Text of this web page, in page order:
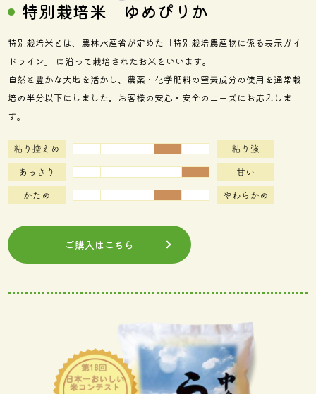
特別栽培米 ゆめぴりか
特別栽培米とは、農林水産省が定めた「特別栽培農産物に係る表示ガイ
ドライン」 に沿って栽培されたお米をいいます。
自然と豊かな大地を活かし、農薬・化学肥料の窒素成分の使用を通常栽
培の半分以下にしました。お客様の安心・安全のニーズにお応えしま
す。
ご購入はこちら